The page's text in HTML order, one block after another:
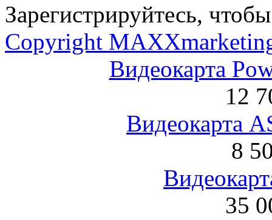
Зарегистрируйтесь,
Copyright
Видеокарта
12
Видеокарта
8
35